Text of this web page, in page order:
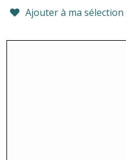
Ajouter à ma sélection